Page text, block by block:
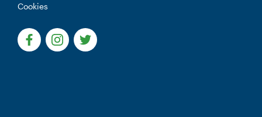
Cookies
(Deze link gaat naar een externe website)
(Deze link gaat naar een externe website)
(Deze link gaat naar een externe